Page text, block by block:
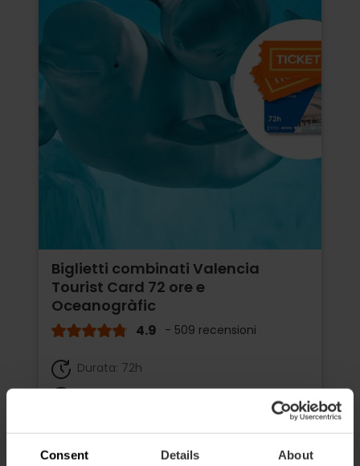
Consent Details About
Biglietti combinati Valencia
Tourist Card 72 ore e
Oceanogràfic
4.9 - 509 recensioni
Durata: 72h
Trasporto
65,75 €